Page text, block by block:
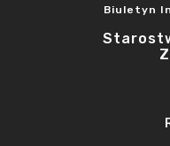
Biuletyn